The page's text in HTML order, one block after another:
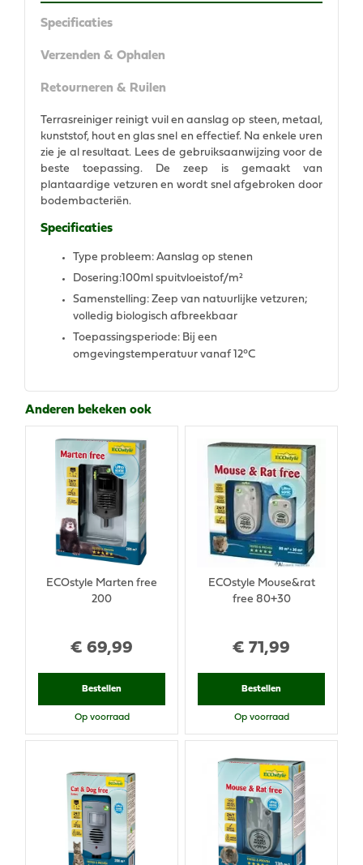
Specificaties
Verzenden & Ophalen
Retourneren & Ruilen
Terrasreiniger reinigt vuil en aanslag op steen, metaal,
kunststof, hout en glas snel en effectief. Na enkele uren
zie je al resultaat. Lees de gebruiksaanwijzing voor de
beste toepassing. De zeep is gemaakt van
plantaardige vetzuren en wordt snel afgebroken door
bodembacteriën.
Specificaties
Type probleem: Aanslag op stenen
Dosering:100ml spuitvloeistof/m²
Samenstelling: Zeep van natuurlijke vetzuren;
volledig biologisch afbreekbaar
Toepassingsperiode: Bij een
omgevingstemperatuur vanaf 12°C
Anderen bekeken ook
€ 69,99
ECOstyle Marten free
200
Bestellen
Op voorraad
€ 71 ,99
ECOstyle Mouse&rat
free 80+30
Bestellen
Op voorraad